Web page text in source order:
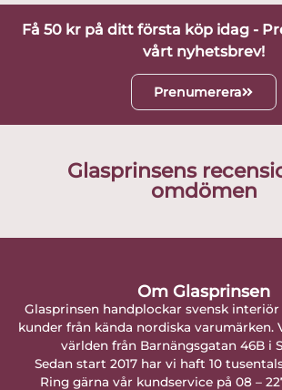
Få 50 kr på ditt första köp idag -
vårt nyhetsbrev!
Prenumerera
Glasprinsens
omdömen
Om Glasprinsen
Glasprinsen handplockar svensk interiör
kunder från kända nordiska varumärken.
världen från Barnängsgatan 46B i
Sedan start 2017 har vi haft 10
Ring gärna vår kundservice på 08 –